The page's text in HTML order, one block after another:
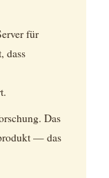
für
dass
Das
— das